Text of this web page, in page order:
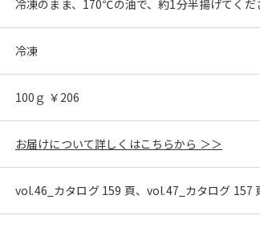
冷凍のまま、170℃の油で、約1分半揚げてくだ
冷凍
100ｇ ￥206
お届けについて詳しくはこちらから ＞＞
vol.46_カタログ 159 頁、vol.47_カタログ 157